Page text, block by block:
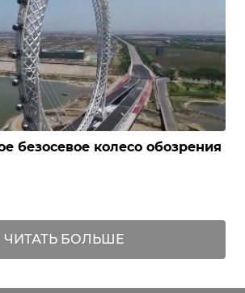
безосевое колесо обозрения
ЧИТАТЬ БОЛЬШЕ